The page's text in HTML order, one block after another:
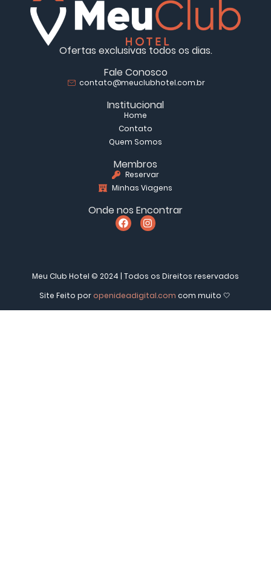
Ofertas exclusivas todos os dias.
Fale Conosco
contato@meuclubhotel.com.br
Institucional
Home
Contato
Quem Somos
Membros
Reservar
Minhas Viagens
Onde nos Encontrar
Meu Club Hotel © 2024 | Todos os Direitos reservados
Site Feito por openideadigital.com com muito 🤍